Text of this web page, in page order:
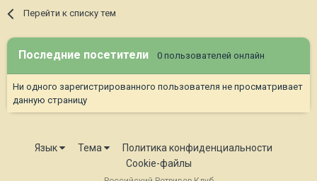
Перейти к списку тем
Последние посетители 0 пользователей онлайн
Ни одного зарегистрированного пользователя не просматривает
данную страницу
Язык Тема
Политика конфиденциальности
Cookie-файлы